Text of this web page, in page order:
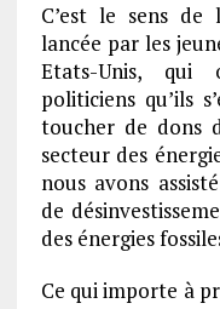
C’est le sens de
lancée par les
Etats-Unis, qui
politiciens qu’ils
toucher de dons
secteur des
nous avons
de
des énergies
Ce qui importe à